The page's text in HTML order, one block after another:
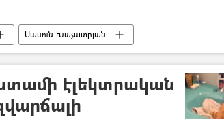
Սասուն Խաչատրյան
ձայնագրությունը
էլեկտրական